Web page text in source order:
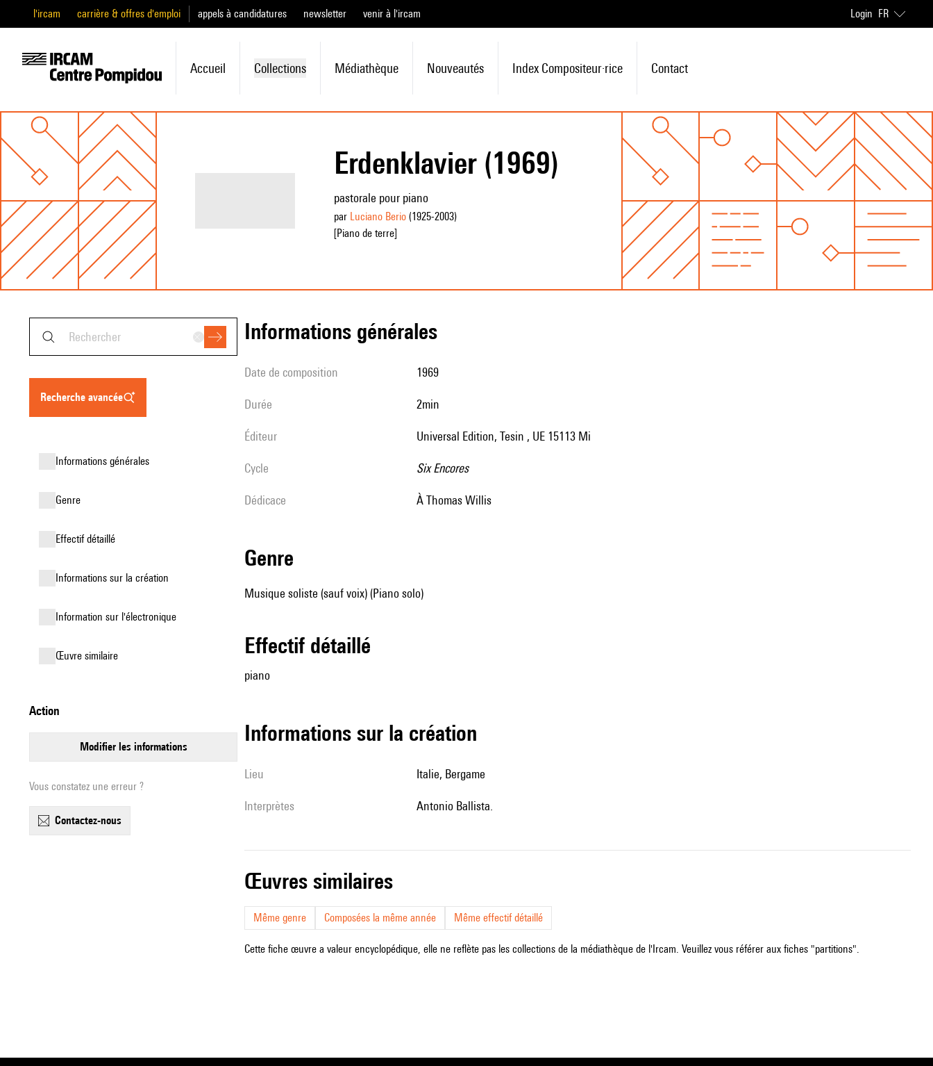
l'ircam carrière & offres d'emploi appels à candidatures newsletter venir à l'ircam Login FR
Accueil Collections Médiathèque Nouveautés Index Compositeur·rice Contact
Erdenklavier (1969)
pastorale pour piano
par Luciano Berio(1925-2003)
[Piano de terre]
recherche avancée
informations générales
genre
effectif détaillé
informations sur la création
Information sur l'électronique
œuvre similaire
action
modifier les informations
Vous constatez une erreur ?
contactez-nous
informations générales
date de composition 1969
durée 2min
éditeur Universal Edition, Tesin , UE 15113 Mi
Cycle Six Encores
Dédicace à Thomas Willis
genre
Musique soliste (sauf voix) (Piano solo)
effectif détaillé
piano
informations sur la création
lieu Italie, Bergame
interprètes Antonio Ballista.
œuvres similaires
Même genre Composées la même année Même effectif détaillé
Cette fiche œuvre a valeur encyclopédique, elle ne reflète pas les collections de la médiathèque de l'Ircam. Veuillez vous référer aux fiches "partitions".